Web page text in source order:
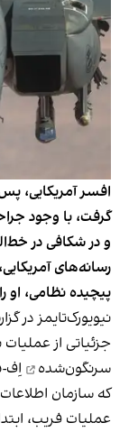
افسر آمریکایی،
گرفت، با وجود
و در شکافی در
رسانه‌های
پیچیده نظامی، او
جزئیاتی از عملیات
سرنگون‌شده
که سازمان
عملیات فریب،